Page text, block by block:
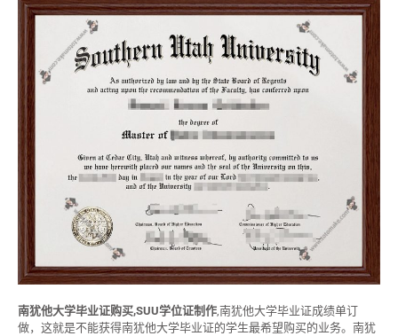
南犹他大学毕业证购买,SUU学位证制作 ,南犹他大学毕业证成绩单订
做，这就是不能获得南犹他大学毕业证的学生最希望购买的业务。南犹